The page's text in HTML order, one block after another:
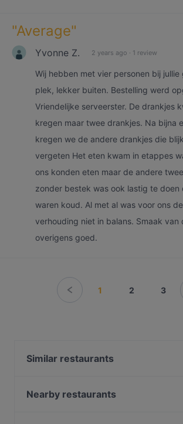
"Average"
Yvonne Z. 2 years ago · 1 review
Wij hebben met vier personen bij jullie
plek, lekker buiten. Bestelling werd
Vriendelijke serveerster. De drankjes
kregen maar twee drankjes. Na bijna
kregen we de andere drankjes die
vergeten Het eten kwam in etappes
ons konden eten maar de andere
zonder bestek was ook lastig te doen
waren koud. Al met al was voor ons
verhouding niet in balans. Smaak van
overigens goed.
1 2 3
Similar restaurants
Calanddock Restaurant
Nearby restaurants